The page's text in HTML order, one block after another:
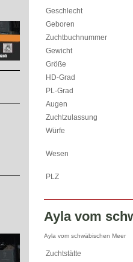
Geschlecht
Geboren
Zuchtbuchnummer
Gewicht
Größe
HD-Grad
PL-Grad
Augen
Zuchtzulassung
Würfe
Wesen
PLZ
Ayla vom
Ayla vom schwäbischen Meer
Zuchtstätte